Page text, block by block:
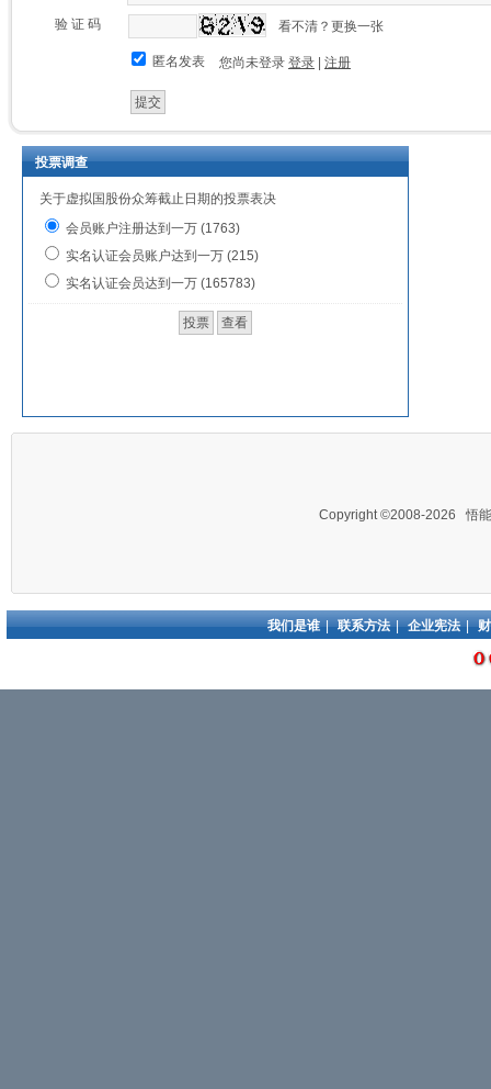
验 证 码 看不清？更换一张
匿名发表 您尚未登录 登录 注册
投票调查
关于虚拟国股份众筹截止日期的投票表决
会员账户注册达到一万 (1763)
实名认证会员账户达到一万 (215)
实名认证会员达到一万 (165783)
Copyright ©2008-2026 悟
我们是谁 | 联系方法 | 企业宪法 |